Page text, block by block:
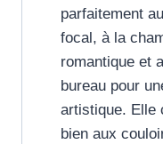
parfaitement
focal, à la
romantique et
bureau pour
artistique. Elle
bien aux